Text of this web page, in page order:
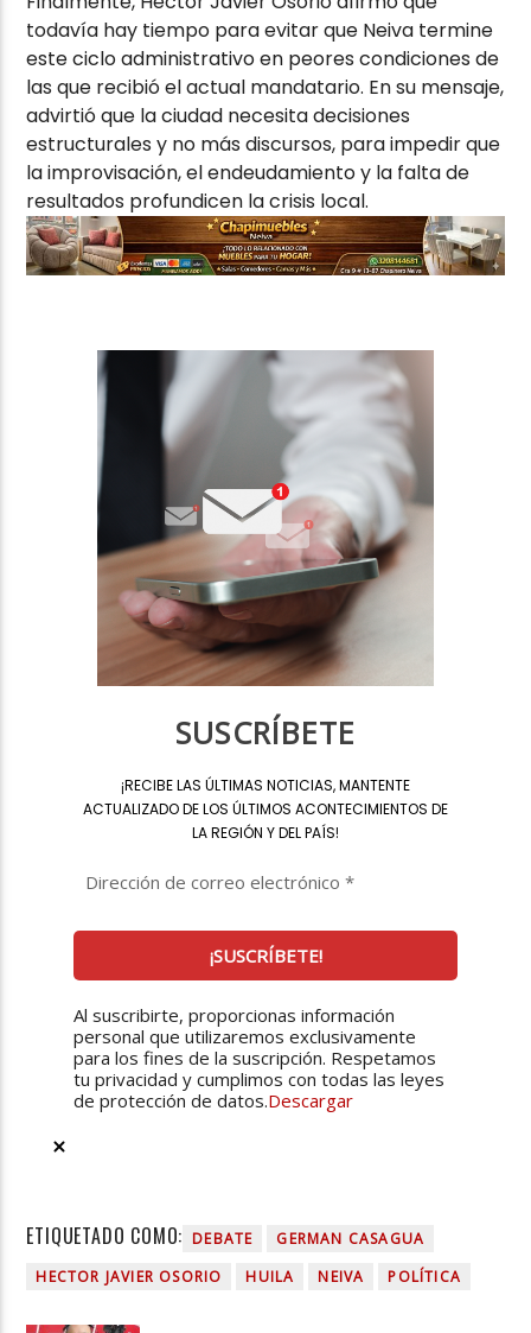
todavía hay tiempo para evitar que Neiva termine
este ciclo administrativo en peores condiciones de
las que recibió el actual mandatario. En su mensaje,
advirtió que la ciudad necesita decisiones
estructurales y no más discursos, para impedir que
la improvisación, el endeudamiento y la falta de
resultados profundicen la crisis local.
SUSCRÍBETE
¡RECIBE LAS ÚLTIMAS NOTICIAS, MANTENTE
ACTUALIZADO DE LOS ÚLTIMOS ACONTECIMIENTOS DE
LA REGIÓN Y DEL PAÍS!
Al suscribirte, proporcionas información
personal que utilizaremos exclusivamente
para los fines de la suscripción. Respetamos
tu privacidad y cumplimos con todas las leyes
de protección de datos.Descargar
ETIQUETADO COMO: DEBATE
GERMAN CASAGUA
HECTOR JAVIER OSORIO
HUILA NEIVA POLÍTICA